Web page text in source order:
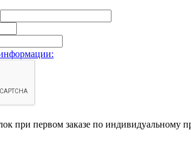
при первом заказе по индивидуальному